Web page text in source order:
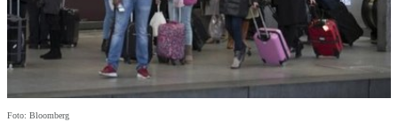
Foto: Bloomberg